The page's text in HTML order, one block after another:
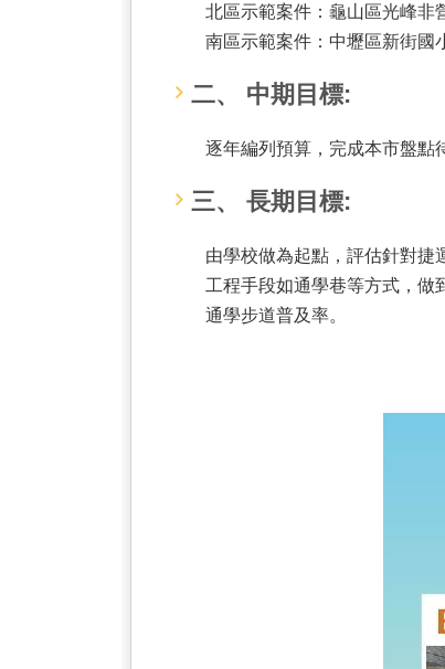
北區示範案件：龜山區光峰非
南區示範案件：中壢區新街國
二、 中期目標:
逐年編列預算，完成本市盤點
三、 長期目標:
由學校做為起點，評估針對捷
工程手段如通學巷等方式，做
通學步道普及率。